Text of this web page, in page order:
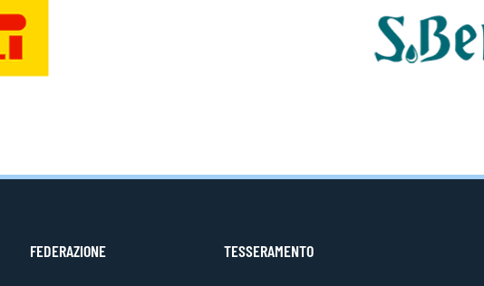
FEDERAZIONE TESSERAMENTO